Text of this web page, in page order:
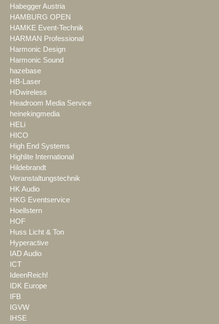
Habegger Austria
HAMBURG OPEN
HAMKE Event-Technik
HARMAN Professional
Harmonic Design
Harmonic Sound
hazebase
HB-Laser
HDwireless
Headroom Media Service
heinekingmedia
HELi
HICO
High End Systems
Highlite International
Hildebrandt
Veranstaltungstechnik
HK Audio
HKG Eventservice
Hoellstern
HOF
Huss Licht & Ton
Hyperactive
IAD Audio
ICT
IdeenReich!
IDK Europe
IFB
IGVW
IHSE